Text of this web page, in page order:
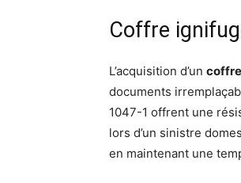
Coffre
L’acquisition d’un
documents
1047-1 offrent une
lors d’un sinistre
en maintenant une